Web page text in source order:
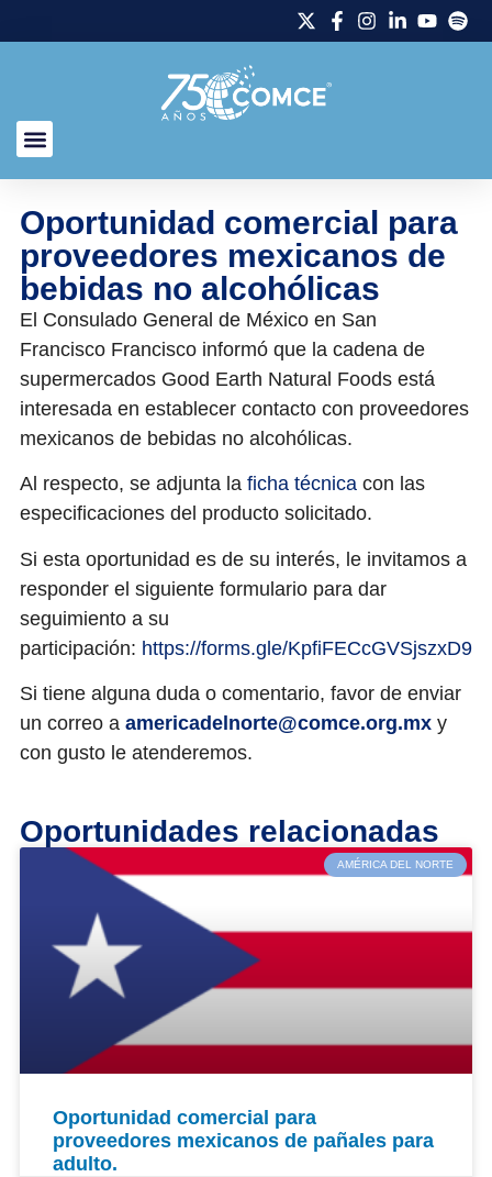
Oportunidad comercial para
proveedores mexicanos de
bebidas no alcohólicas
El Consulado General de México en San
Francisco Francisco informó que la cadena de
supermercados Good Earth Natural Foods está
interesada en establecer contacto con proveedores
mexicanos de bebidas no alcohólicas.
Al respecto, se adjunta la ficha técnicacon las
especificaciones del producto solicitado.
Si esta oportunidad es de su interés, le invitamos a
responder el siguiente formulario para dar
seguimiento a su
participación: https://forms.gle/KpfiFECcGVSjszxD9
Si tiene alguna duda o comentario, favor de enviar
un correo a americadelnorte@comce.org.mxy
con gusto le atenderemos.
Oportunidades relacionadas
AMÉRICA DEL NORTE
Oportunidad comercial para
proveedores mexicanos de pañales para
adulto.